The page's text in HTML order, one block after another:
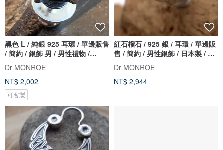
黑色 L / 純銀 925 耳環 / 單邊販售
/ 簡約 / 銀飾 男 / 男性禮物 /
pe29L
Dr MONROE
NT$ 2,002
可客製
紅石榴石 / 925 銀 / 耳環 / 單邊販
售 / 簡約 / 男性銀飾 / 日本製 / 免
運費 / 男性贈禮 / pe49
Dr MONROE
NT$ 2,944